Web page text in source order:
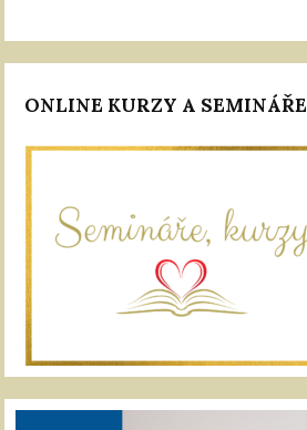
ONLINE KURZY A SEMINÁŘE